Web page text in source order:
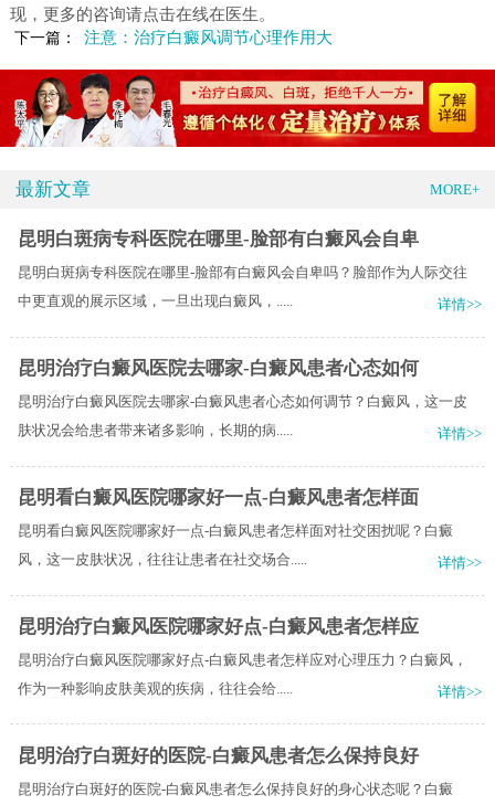
现，更多的咨询请点击在线在医生。
下一篇： 注意：治疗白癜风调节心理作用大
最新文章 MORE+
昆明白斑病专科医院在哪里-脸部有白癜风会自卑
昆明白斑病专科医院在哪里-脸部有白癜风会自卑吗？脸部作为人际交往
中更直观的展示区域，一旦出现白癜风，.....
详情>>
昆明治疗白癜风医院去哪家-白癜风患者心态如何
昆明治疗白癜风医院去哪家-白癜风患者心态如何调节？白癜风，这一皮
肤状况会给患者带来诸多影响，长期的病.....
详情>>
昆明看白癜风医院哪家好一点-白癜风患者怎样面
昆明看白癜风医院哪家好一点-白癜风患者怎样面对社交困扰呢？白癜
风，这一皮肤状况，往往让患者在社交场合.....
详情>>
昆明治疗白癜风医院哪家好点-白癜风患者怎样应
昆明治疗白癜风医院哪家好点-白癜风患者怎样应对心理压力？白癜风，
作为一种影响皮肤美观的疾病，往往会给.....
详情>>
昆明治疗白斑好的医院-白癜风患者怎么保持良好
昆明治疗白斑好的医院-白癜风患者怎么保持良好的身心状态呢？白癜